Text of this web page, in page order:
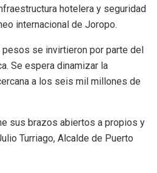
hotelera y seguridad
internacional de Joropo.
se invirtieron por parte del
Se espera dinamizar la
a los seis mil millones de
sus brazos abiertos a propios y
Turriago, Alcalde de Puerto